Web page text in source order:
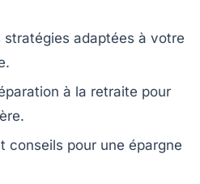
stratégies adaptées à votre
à la retraite pour
conseils pour une épargne